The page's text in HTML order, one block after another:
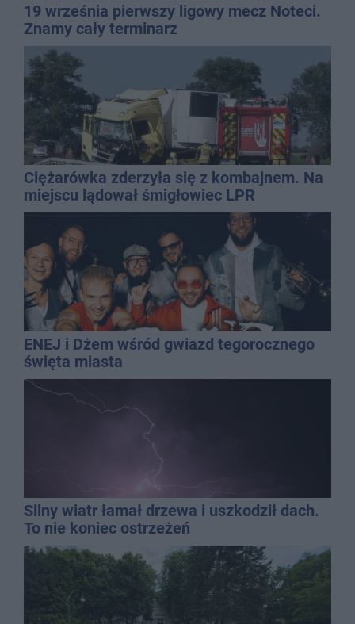
19 września pierwszy ligowy mecz Noteci.
Znamy cały terminarz
Ciężarówka zderzyła się z kombajnem. Na
miejscu lądował śmigłowiec LPR
ENEJ i Dżem wśród gwiazd tegorocznego
święta miasta
Silny wiatr łamał drzewa i uszkodził dach.
To nie koniec ostrzeżeń